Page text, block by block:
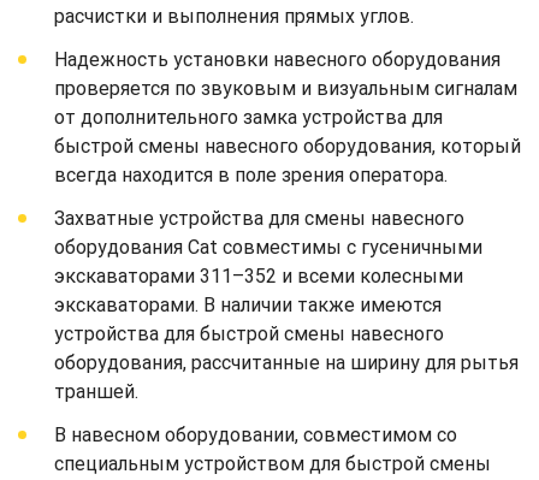
расчистки и выполнения прямых углов.
Надежность установки навесного оборудования
проверяется по звуковым и визуальным сигналам
от дополнительного замка устройства для
быстрой смены навесного оборудования, который
всегда находится в поле зрения оператора.
Захватные устройства для смены навесного
оборудования Cat совместимы с гусеничными
экскаваторами 311–352 и всеми колесными
экскаваторами. В наличии также имеются
устройства для быстрой смены навесного
оборудования, рассчитанные на ширину для рытья
траншей.
В навесном оборудовании, совместимом со
специальным устройством для быстрой смены